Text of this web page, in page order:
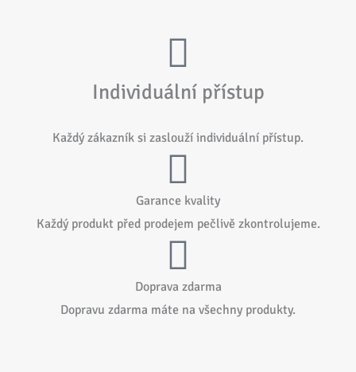
Individuální přístup
Každý zákazník si zaslouží individuální přístup.
Garance kvality
Každý produkt před prodejem pečlivě zkontrolujeme.
Doprava zdarma
Dopravu zdarma máte na všechny produkty.